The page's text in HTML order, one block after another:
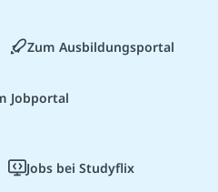
Zum Ausbildungsportal
Jobportal
Jobs bei Studyflix